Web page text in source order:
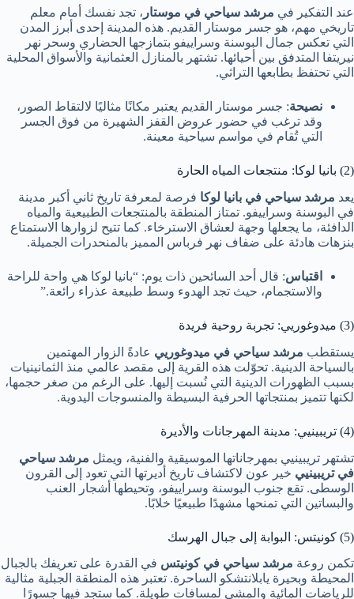
عند التفكير في مرشد سياحي في موستار ، تجد نفسك أمام معلم
تاريخي مهم، هو جسر موستار القديم. هذه المدينة إحدى أبرز المدن
التي تعكس جمال البوسنة وسراييفو بتمازجها الحضاري وسحر نهر
نيريتفا المتدفق بين أحيائها. تشتهر بالمنازل العثمانية والأسواق المحلية
التي تحتفظ بطابعها التراثي.
نصيحة: جسر موستار القديم يعتبر مكانًا مثاليًا لالتقاط الصور،
وقد ترغب في حضور عروض القفز الشهيرة من فوق الجسر
التي تُقام في مواسم سياحية معينة.
(2) بانيا لوكا: منتجعات المياه الحارة
يعد مرشد سياحي في بانيا لوكا فرصة لمعرفة تاريخ ثاني أكبر مدينة
في البوسنة وسراييفو. تمتاز المنطقة بالمنتجعات الطبيعية والمياه
الدافئة، ما يجعلها وجهة لعشاق الاسترخاء. كما تتيح لزوارها الاستمتاع
بنزهات هادئة على ضفاف نهر فرباس المميز بالمنحدرات الجميلة.
اقتباس: قال أحد السائحين ذات يوم: “بانيا لوكا هي واحة للراحة
والاستجمام، حيث تجد الهدوء وسط طبيعة عذراء رائعة.”
(3) ميدوغوريي: تجربة روحية فريدة
يستقطب مرشد سياحي في ميدوغوريي عادةً الزوار المهتمين
بالسياحة الدينية. تحوّلت هذه القرية إلى مقصد عالمي منذ الثمانينيات
بسبب الظهورات الدينية التي نُسبت إليها. على الرغم من صغر حجمها،
لكنها تتميز بمنتجاتها الحرفية البسيطة والمنسوجات اليدوية.
(4) تريبينيي: مدينة المهرجانات والأديرة
تشتهر تريبينيي بمهرجاناتها الموسيقية والفنية، ويمثل مرشد سياحي
في تريبينيي خير عون لاكتشاف تاريخ أديرتها التي تعود إلى القرون
الوسطى. تقع جنوب البوسنة وسراييفو، وتحيطها أشجار العنب
والبساتين التي تمنحها مشهدًا طبيعيًا خلابًا.
(5) كونيتس: البوابة إلى جبال الهرسك
تكمن روعة مرشد سياحي في كونيتس في القدرة على تعريفك بالجبال
المحيطة وبحيرة يابلانتشكو الساحرة. تعتبر هذه المنطقة الجبلية مثالية
للرياضات المائية والمشي لمسافات طويلة. كما ستجد فيها جسورًا